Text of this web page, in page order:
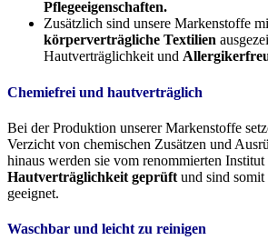
Pflegeeigenschaften.
Zusätzlich sind unsere Markenstoffe
körperverträgliche Textilien
Hautverträglichkeit und
Chemiefrei und hautverträglich
Bei der Produktion unserer Markenstoffe
Verzicht von chemischen Zusätzen und
hinaus werden sie vom renommierten
Hautverträglichkeit geprüft und sind
geeignet.
Waschbar und leicht zu reinigen